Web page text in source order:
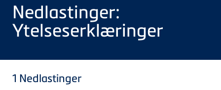
Nedlastinger:
Ytelseserklæringer
1 Nedlastinger